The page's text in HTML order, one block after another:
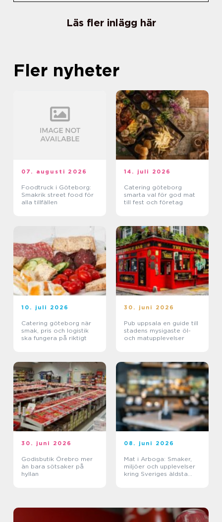
Läs fler inlägg här
Fler nyheter
07. augusti 2026
Foodtruck i Göteborg:
Smakrik street food för
alla tillfällen
14. juli 2026
Catering göteborg
smarta val för god mat
till fest och företag
10. juli 2026
Catering göteborg när
smak, pris och logistik
ska fungera på riktigt
30. juni 2026
Pub uppsala en guide till
stadens mysigaste öl-
och matupplevelser
30. juni 2026
Godisbutik Örebro mer
än bara sötsaker på
hyllan
08. juni 2026
Mat i Arboga: Smaker,
miljöer och upplevelser
kring Sveriges äldsta